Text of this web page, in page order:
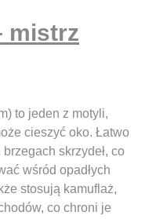
mistrz
to jeden z motyli,
cieszyć oko. Łatwo
skrzydeł, co
wśród opadłych
stosują kamuflaż,
co chroni je